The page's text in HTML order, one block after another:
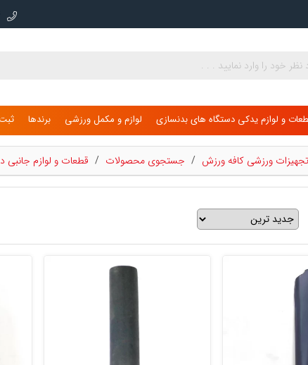
و لوازم یدکی دستگاه های بدنسازی لوازم و مکمل ورزشی برندها
تجهیزات ورزشی کافه ورزش / جستجوی محصولات / قطعات و لوازم جانبی